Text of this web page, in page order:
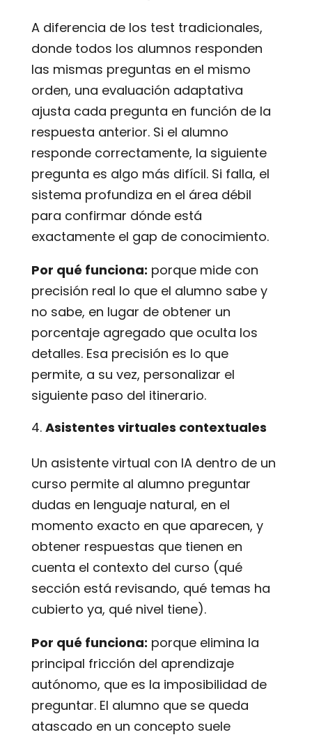
A diferencia de los test tradicionales,
donde todos los alumnos responden
las mismas preguntas en el mismo
orden, una evaluación adaptativa
ajusta cada pregunta en función de la
respuesta anterior. Si el alumno
responde correctamente, la siguiente
pregunta es algo más difícil. Si falla, el
sistema profundiza en el área débil
para confirmar dónde está
exactamente el gap de conocimiento.
Por qué funciona: porque mide con
precisión real lo que el alumno sabe y
no sabe, en lugar de obtener un
porcentaje agregado que oculta los
detalles. Esa precisión es lo que
permite, a su vez, personalizar el
siguiente paso del itinerario.
Asistentes virtuales contextuales
Un asistente virtual con IA dentro de un
curso permite al alumno preguntar
dudas en lenguaje natural, en el
momento exacto en que aparecen, y
obtener respuestas que tienen en
cuenta el contexto del curso (qué
sección está revisando, qué temas ha
cubierto ya, qué nivel tiene).
Por qué funciona: porque elimina la
principal fricción del aprendizaje
autónomo, que es la imposibilidad de
preguntar. El alumno que se queda
atascado en un concepto suele